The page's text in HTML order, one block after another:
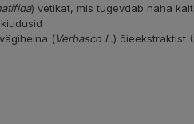
) vetikat, mis tugevdab naha
( Verbasco L.) õieekstraktist